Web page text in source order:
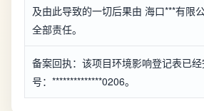
及由此导致的一切后果由 海口***有限
全部责任。
备案回执：该项目环境影响登记表已
号：**************0206。